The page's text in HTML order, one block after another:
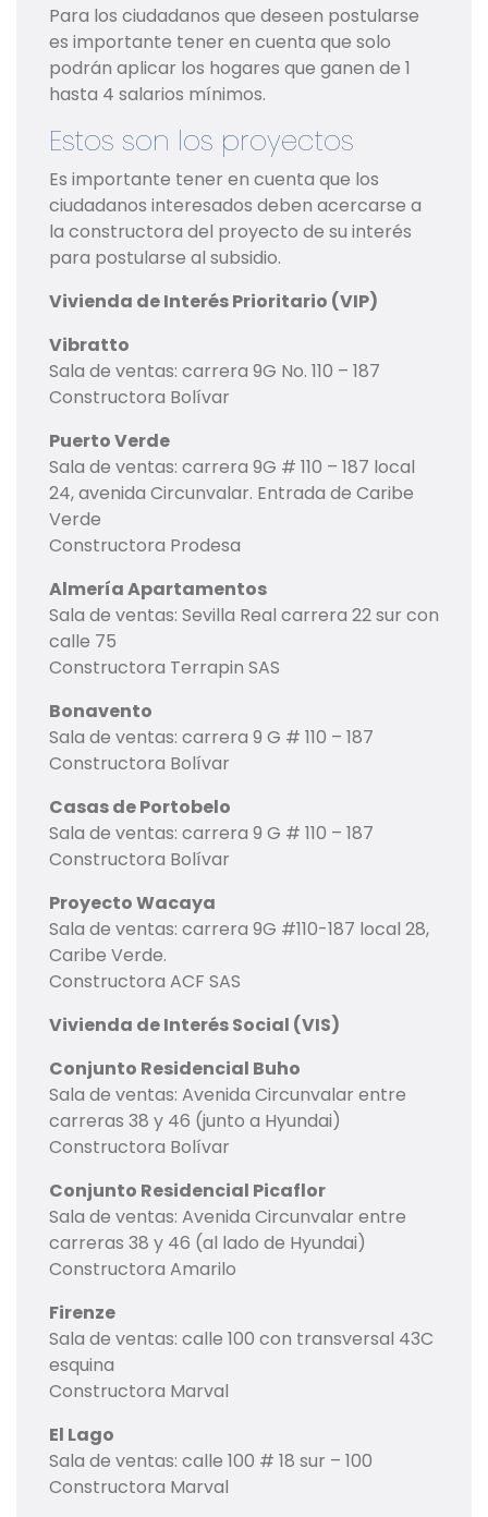
Para los ciudadanos que deseen postularse
es importante tener en cuenta que solo
podrán aplicar los hogares que ganen de 1
hasta 4 salarios mínimos.
Estos son los proyectos
Es importante tener en cuenta que los
ciudadanos interesados deben acercarse a
la constructora del proyecto de su interés
para postularse al subsidio.
Vivienda de Interés Prioritario (VIP)
Vibratto
Sala de ventas: carrera 9G No. 110 – 187
Constructora Bolívar
Puerto Verde
Sala de ventas: carrera 9G # 110 – 187 local
24, avenida Circunvalar. Entrada de Caribe
Verde
Constructora Prodesa
Almería Apartamentos
Sala de ventas: Sevilla Real carrera 22 sur con
calle 75
Constructora Terrapin SAS
Bonavento
Sala de ventas: carrera 9 G # 110 – 187
Constructora Bolívar
Casas de Portobelo
Sala de ventas: carrera 9 G # 110 – 187
Constructora Bolívar
Proyecto Wacaya
Sala de ventas: carrera 9G #110-187 local 28,
Caribe Verde.
Constructora ACF SAS
Vivienda de Interés Social (VIS)
Conjunto Residencial Buho
Sala de ventas: Avenida Circunvalar entre
carreras 38 y 46 (junto a Hyundai)
Constructora Bolívar
Conjunto Residencial Picaflor
Sala de ventas: Avenida Circunvalar entre
carreras 38 y 46 (al lado de Hyundai)
Constructora Amarilo
Firenze
Sala de ventas: calle 100 con transversal 43C
esquina
Constructora Marval
El Lago
Sala de ventas: calle 100 # 18 sur – 100
Constructora Marval